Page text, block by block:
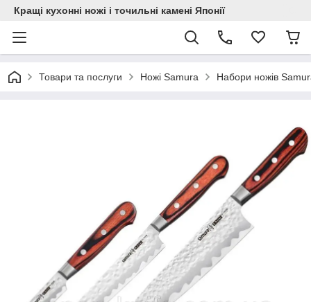
Кращі кухонні ножі і точильні камені Японії
Товари та послуги Ножі Samura Набори ножів